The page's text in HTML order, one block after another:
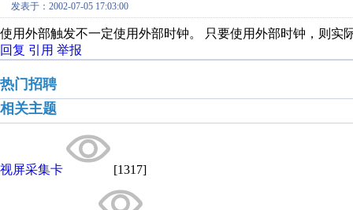
发表于：2002-07-05 17:03:00
使用外部触发不一定使用外部时钟。 只要使用外部时钟，则实
回复 引用 举报
热门招聘
相关主题
视屏采集卡 [1317]